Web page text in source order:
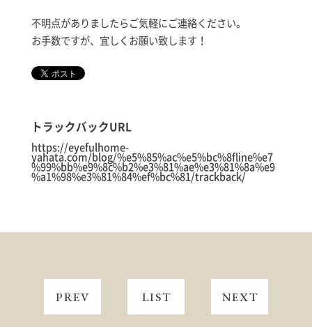
不明点がありましたらご気軽にご連絡ください。
お手数ですが、宜しくお願い致します！
トラックバックURL
https://eyefulhome-
yahata.com/blog/%e5%85%ac%e5%bc%8fline%e7
%99%bb%e9%8c%b2%e3%81%ae%e3%81%8a%e9
%a1%98%e3%81%84%ef%bc%81/trackback/
PREV LIST NEXT